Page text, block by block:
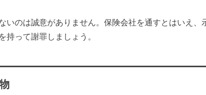
いのは誠意がありません。保険会社を通すとはいえ、
持って謝罪しましょう。